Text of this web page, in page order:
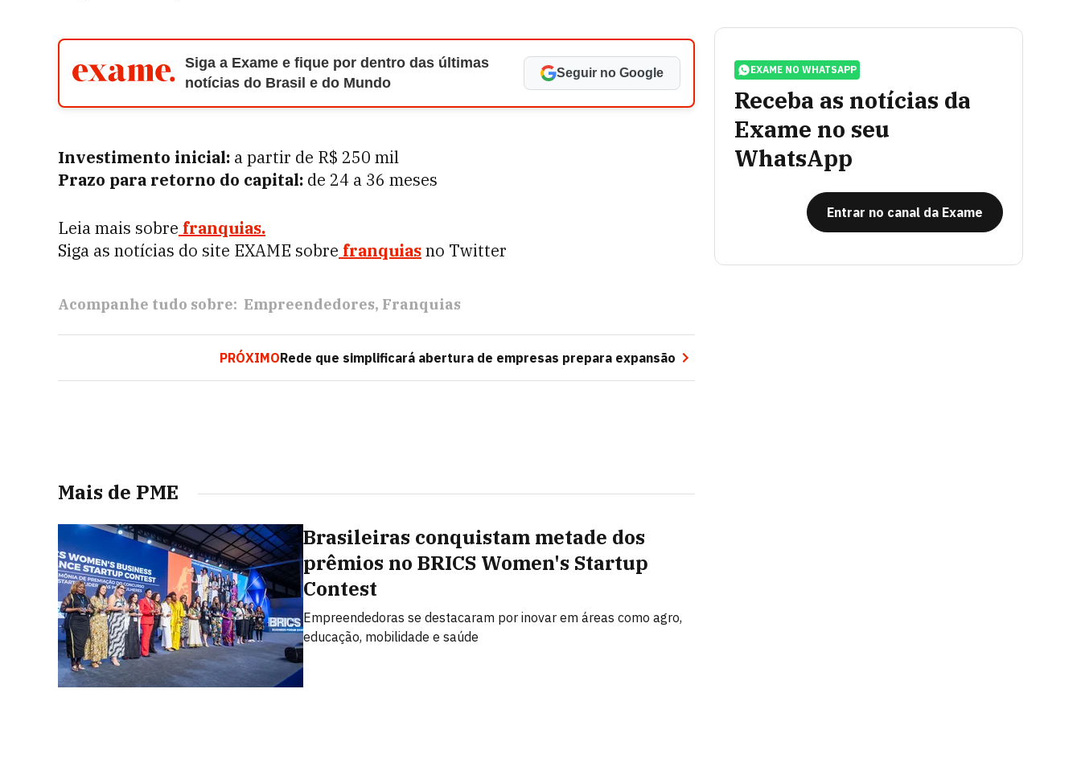
Siga a Exame e fique por dentro das últimas
notícias do Brasil e do Mundo
Seguir no Google
Investimento inicial: a partir de R$ 250 mil
Prazo para retorno do capital: de 24 a 36 meses
Leia mais sobre franquias.
Siga as notícias do site EXAME sobre franquiasno Twitter
Acompanhe tudo sobre: Empreendedores Franquias
PRÓXIMORede que simplificará abertura de empresas prepara expansão
Mais de PME
Brasileiras conquistam metade dos
prêmios no BRICS Women's Startup
Contest
Empreendedoras se destacaram por inovar em áreas como agro,
educação, mobilidade e saúde
EXAME NO WHATSAPP
Receba as notícias da
Exame no seu
WhatsApp
Entrar no canal da Exame